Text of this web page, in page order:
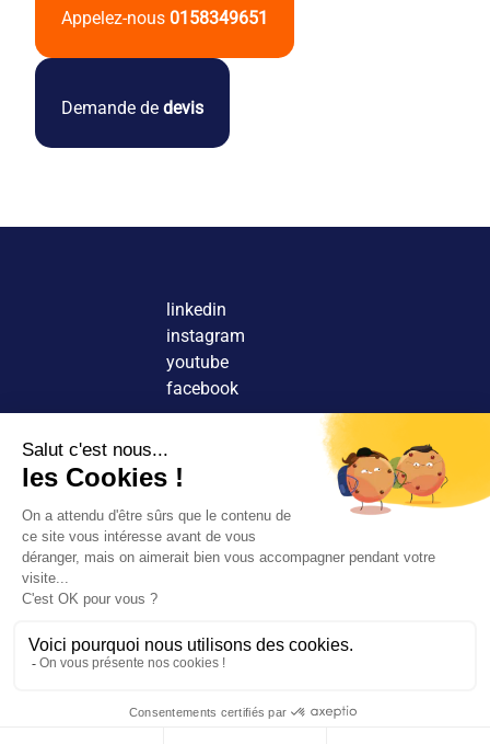
Rechercher
Rejoignez-
nous
Appelez-nous 0158349651
Demande de devis
linkedin
instagram
youtube
facebook
Découvrir nos agences
Rejoindre nos équipes
© 2026 Tous droits réservés.
FR
Mentions légales
Politique de confidentialité